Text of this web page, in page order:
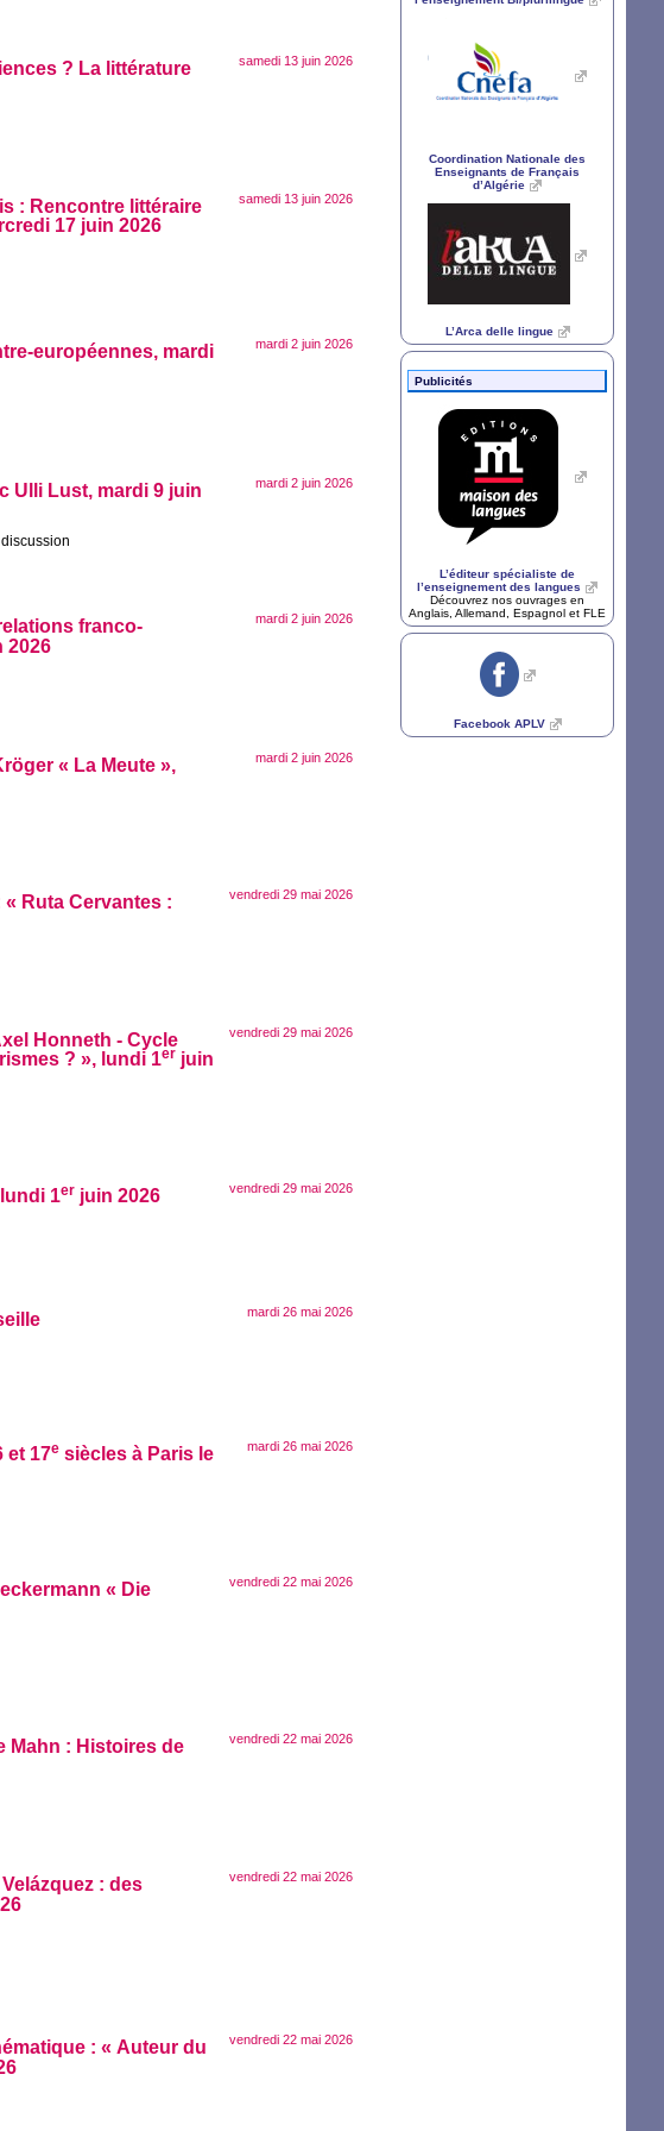
samedi 13 juin 2026
? La littérature
samedi 13 juin 2026
: Rencontre littéraire
17 juin 2026
mardi 2 juin 2026
européennes, mardi
mardi 2 juin 2026
Ulli Lust, mardi 9 juin
mardi 2 juin 2026
franco-
2026
mardi 2 juin 2026
« La Meute »,
vendredi 29 mai 2026
« Ruta Cervantes :
vendredi 29 mai 2026
Honneth - Cycle
? », lundi 1er juin
vendredi 29 mai 2026
1er juin 2026
mardi 26 mai 2026
mardi 26 mai 2026
et 17e siècles à Paris le
vendredi 22 mai 2026
« Die
vendredi 22 mai 2026
Mahn : Histoires de
vendredi 22 mai 2026
Velázquez : des
vendredi 22 mai 2026
: « Auteur du
Coordination Nationale des
Enseignants de Français
d’Algérie
L’Arca delle lingue
Publicités
L’éditeur spécialiste de
l’enseignement des langues
Découvrez nos ouvrages en
Anglais, Allemand, Espagnol et FLE
Facebook APLV